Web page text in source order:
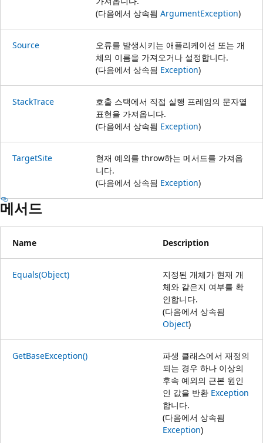
(다음에서 상속됨 ArgumentException)
Source
오류를 발생시키는 애플리케이션 또는 개
체의 이름을 가져오거나 설정합니다.
(다음에서 상속됨 Exception)
StackTrace
호출 스택에서 직접 실행 프레임의 문자열
표현을 가져옵니다.
(다음에서 상속됨 Exception)
TargetSite
현재 예외를 throw하는 메서드를 가져옵
니다.
(다음에서 상속됨 Exception)
메서드
Name Description
Equals(Object)
지정된 개체가 현재 개
체와 같은지 여부를 확
인합니다.
(다음에서 상속됨
Object)
GetBaseException()
파생 클래스에서 재정의
되는 경우 하나 이상의
후속 예외의 근본 원인
인 값을 반환 Exception
합니다.
(다음에서 상속됨
Exception)